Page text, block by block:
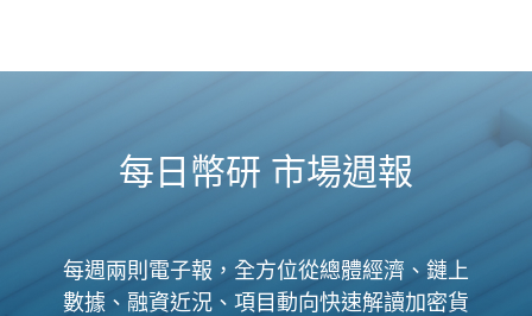
每日幣研 市場週報
每週兩則電子報，全方位從總體經濟、鏈上
數據、融資近況、項目動向快速解讀加密貨